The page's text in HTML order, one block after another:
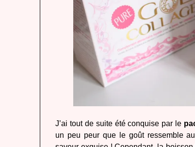
J’ai tout de suite été conquise par le
un peu peur que le goût ressemble